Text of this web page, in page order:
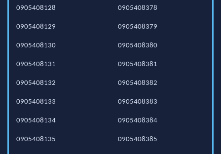
0905408128
0905408129
0905408130
0905408131
0905408132
0905408133
0905408134
0905408135
0905408378
0905408379
0905408380
0905408381
0905408382
0905408383
0905408384
0905408385